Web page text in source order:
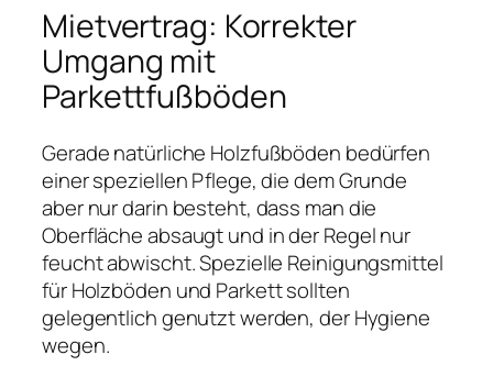
Mietvertrag: Korrekter
Umgang mit
Parkettfußböden
Gerade natürliche Holzfußböden bedürfen
einer speziellen Pflege, die dem Grunde
aber nur darin besteht, dass man die
Oberfläche absaugt und in der Regel nur
feucht abwischt. Spezielle Reinigungsmittel
für Holzböden und Parkett sollten
gelegentlich genutzt werden, der Hygiene
wegen.